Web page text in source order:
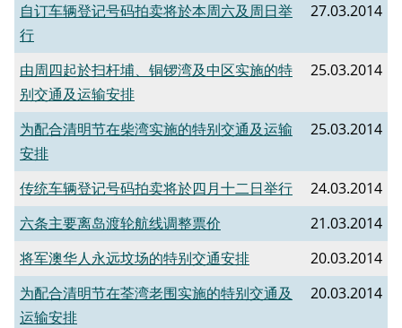
自订车辆登记号码拍卖将於本周六及周日举
行
27.03.2014
由周四起於扫杆埔、铜锣湾及中区实施的特
别交通及运输安排
25.03.2014
为配合清明节在柴湾实施的特别交通及运输
安排
25.03.2014
传统车辆登记号码拍卖将於四月十二日举行
24.03.2014
六条主要离岛渡轮航线调整票价
21.03.2014
将军澳华人永远坟场的特别交通安排
20.03.2014
为配合清明节在荃湾老围实施的特别交通及
运输安排
20.03.2014